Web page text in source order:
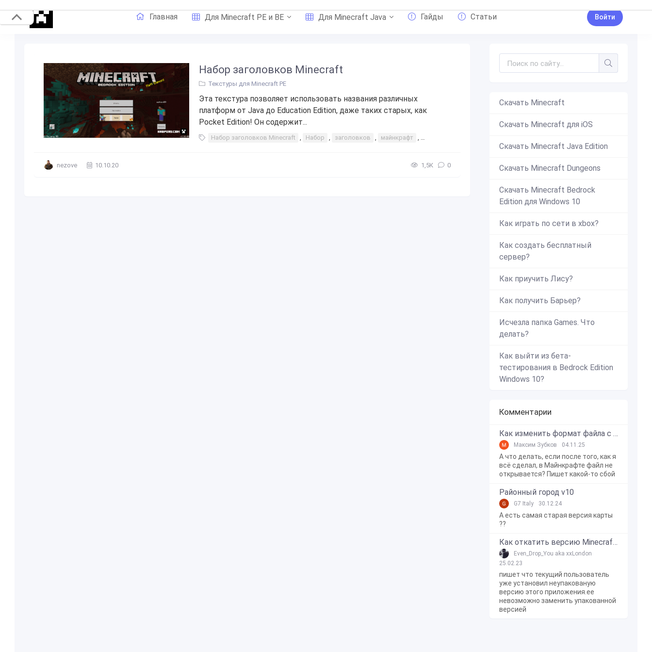
Главная Для Minecraft PE и BE Для Minecraft Java Гайды Статьи Войти
Набор заголовков Minecraft
Текстуры для Minecraft PE
Эта текстура позволяет использовать названия различных
платформ от Java до Education Edition, даже таких старых, как
Pocket Edition! Он содержит...
Набор заголовков Minecraft , Набор , заголовков , майнкрафт , minecraft
nezove 10.10.20 1,5К 0
Скачать Minecraft
Скачать Minecraft для iOS
Скачать Minecraft Java Edition
Скачать Minecraft Dungeons
Скачать Minecraft Bedrock
Edition для Windows 10
Как играть по сети в xbox?
Как создать бесплатный
сервер?
Как приучить Лису?
Как получить Барьер?
Исчезла папка Games. Что
делать?
Как выйти из бета-
тестирования в Bedrock Edition
Windows 10?
Комментарии
Как изменить формат файла с zip в mcworld?
Максим Зубков 04.11.25
А что делать, если после того, как я
всё сделал, в Майнкрафте файл не
открывается? Пишет какой-то сбой
Районный город v10
G7 Italy 30.12.24
А есть самая старая версия карты
??
Как откатить версию Minecraft Bedrock Edition на Windows 10?
Even_Drop_You aka xxLondon
25.02.23
пишет что текущий пользователь
уже установил неупакованую
версию этого приложения.ее
невозможно заменить упакованной
версией